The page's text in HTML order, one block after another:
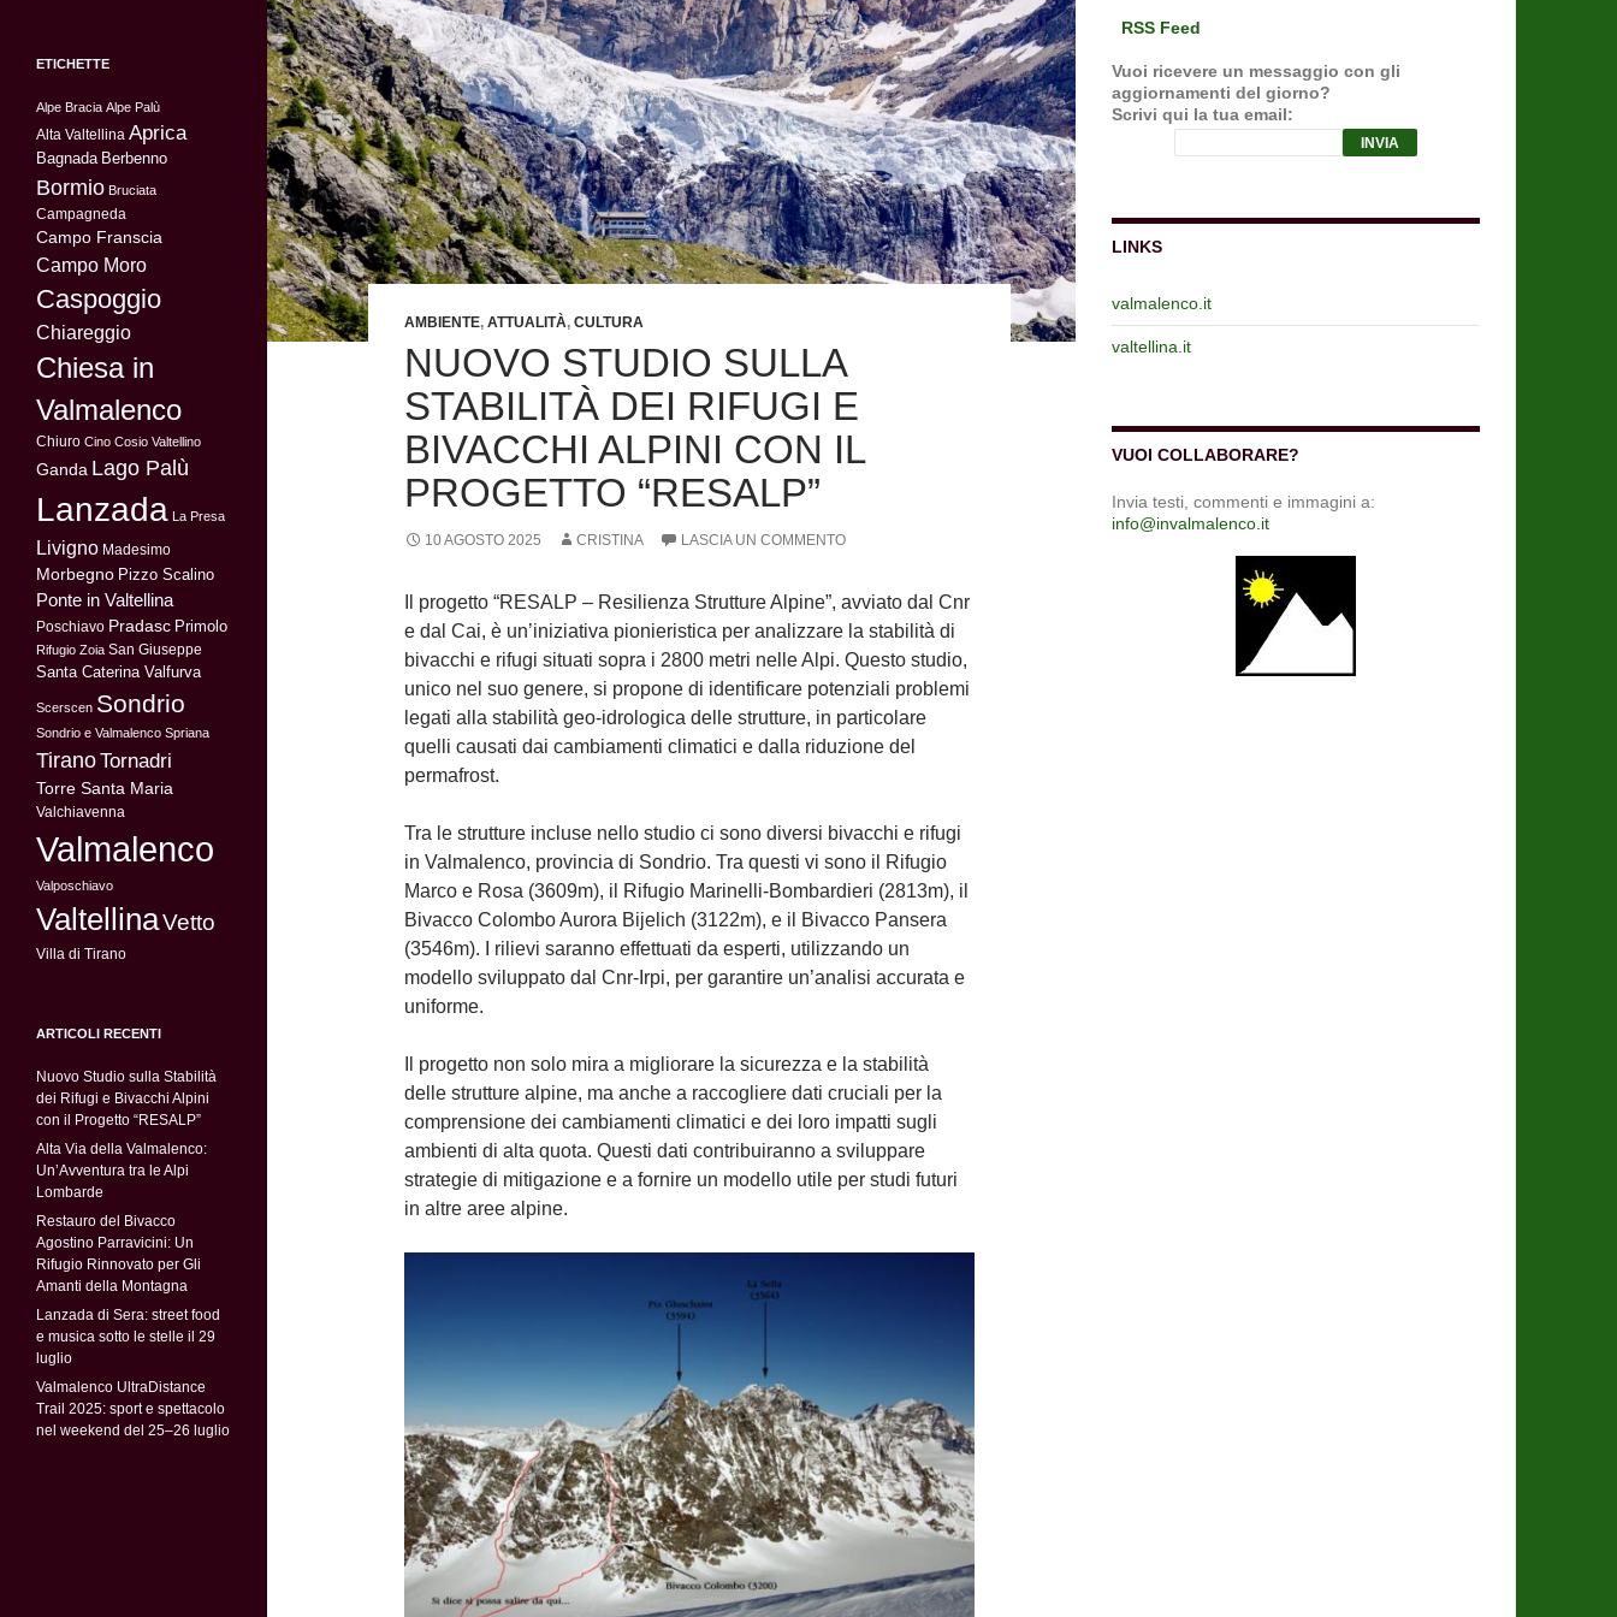
AMBIENTE, ATTUALITÀ, CULTURA
NUOVO STUDIO SULLA
STABILITÀ DEI RIFUGI E
BIVACCHI ALPINI CON IL
PROGETTO “RESALP”
10 AGOSTO 2025 CRISTINA LASCIA UN COMMENTO
Il progetto “RESALP – Resilienza Strutture Alpine”, avviato dal Cnr
e dal Cai, è un’iniziativa pionieristica per analizzare la stabilità di
bivacchi e rifugi situati sopra i 2800 metri nelle Alpi. Questo studio,
unico nel suo genere, si propone di identificare potenziali problemi
legati alla stabilità geo-idrologica delle strutture, in particolare
quelli causati dai cambiamenti climatici e dalla riduzione del
permafrost.
Tra le strutture incluse nello studio ci sono diversi bivacchi e rifugi
in Valmalenco, provincia di Sondrio. Tra questi vi sono il Rifugio
Marco e Rosa (3609m), il Rifugio Marinelli-Bombardieri (2813m), il
Bivacco Colombo Aurora Bijelich (3122m), e il Bivacco Pansera
(3546m). I rilievi saranno effettuati da esperti, utilizzando un
modello sviluppato dal Cnr-Irpi, per garantire un’analisi accurata e
uniforme.
Il progetto non solo mira a migliorare la sicurezza e la stabilità
delle strutture alpine, ma anche a raccogliere dati cruciali per la
comprensione dei cambiamenti climatici e dei loro impatti sugli
ambienti di alta quota. Questi dati contribuiranno a sviluppare
strategie di mitigazione e a fornire un modello utile per studi futuri
in altre aree alpine.
RSS Feed
Vuoi ricevere un messaggio con gli
aggiornamenti del giorno?
Scrivi qui la tua email:
LINKS
valmalenco.it
valtellina.it
VUOI COLLABORARE?
Invia testi, commenti e immagini a:
info@invalmalenco.it
ETICHETTE
Alpe Bracia Alpe Palù
Alta Valtellina Aprica
Bagnada Berbenno
Bormio Bruciata
Campagneda
Campo Franscia
Campo Moro
Caspoggio
Chiareggio
Chiesa in
Valmalenco
Chiuro Cino Cosio Valtellino
Ganda Lago Palù
Lanzada La Presa
Livigno Madesimo
Morbegno Pizzo Scalino
Ponte in Valtellina
Poschiavo Pradasc Primolo
Rifugio Zoia San Giuseppe
Santa Caterina Valfurva
Scerscen Sondrio
Sondrio e Valmalenco Spriana
TiranoTornadri
Torre Santa Maria
Valchiavenna
Valmalenco
Valposchiavo
ValtellinaVetto
Villa di Tirano
ARTICOLI RECENTI
Nuovo Studio sulla Stabilità
dei Rifugi e Bivacchi Alpini
con il Progetto “RESALP”
Alta Via della Valmalenco:
Un’Avventura tra le Alpi
Lombarde
Restauro del Bivacco
Agostino Parravicini: Un
Rifugio Rinnovato per Gli
Amanti della Montagna
Lanzada di Sera: street food
e musica sotto le stelle il 29
luglio
Valmalenco UltraDistance
Trail 2025: sport e spettacolo
nel weekend del 25–26 luglio